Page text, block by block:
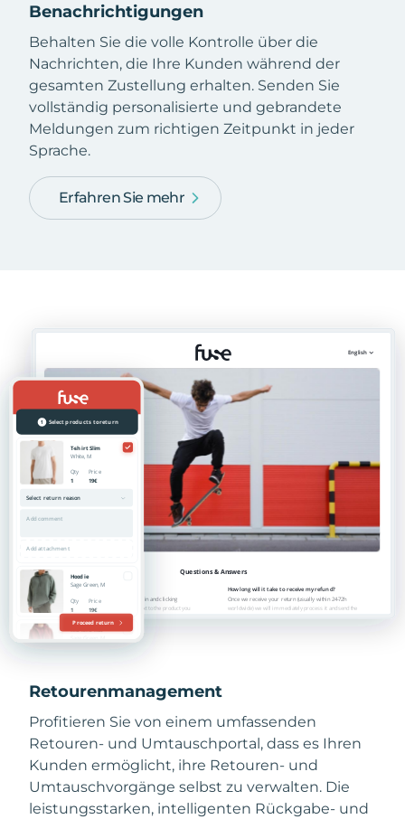
Benachrichtigungen
Behalten Sie die volle Kontrolle über die
Nachrichten, die Ihre Kunden während der
gesamten Zustellung erhalten. Senden Sie
vollständig personalisierte und gebrandete
Meldungen zum richtigen Zeitpunkt in jeder
Sprache.
Erfahren Sie mehr
Retourenmanagement
Profitieren Sie von einem umfassenden
Retouren- und Umtauschportal, dass es Ihren
Kunden ermöglicht, ihre Retouren- und
Umtauschvorgänge selbst zu verwalten. Die
leistungsstarken, intelligenten Rückgabe- und